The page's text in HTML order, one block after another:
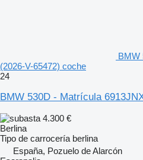
BMW
(2026-V-65472) coche
24
BMW 530D - Matrícula
4.300 €
Berlina
Tipo de carrocería berlina
España, Pozuelo de Alarcón